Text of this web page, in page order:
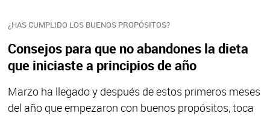
¿HAS CUMPLIDO LOS BUENOS PROPÓSITOS?
Consejos para que no abandones la dieta
que iniciaste a principios de año
Marzo ha llegado y después de estos primeros meses
del año que empezaron con buenos propósitos, toca